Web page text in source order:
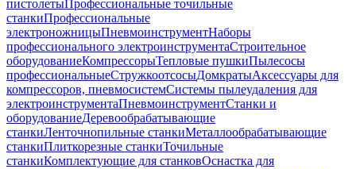
пистолетыПрофессиональные точильные
станкиПрофессиональные
электроножницыПневмоинструментНаборы
профессионального электроинструментаСтроительное
оборудованиеКомпрессорыТепловые пушкиПылесосы
профессиональныеСтружкоотсосыДомкратыАксессуары для
компрессоров, пневмосистемСистемы пылеудаления для
электроинструментаПневмоинструментСтанки и
оборудованиеДеревообрабатывающие
станкиЛенточнопильные станкиМеталлообрабатывающие
станкиПлиткорезные станкиТочильные
станкиКомплектующие для станковОснастка для